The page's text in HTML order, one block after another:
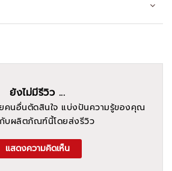
ยังไม่มีรีวิว ...
คนอื่นตัดสินใจ แบ่งปันความรู้ของคุณ
บผลิตภัณฑ์นี้โดยส่งรีวิว
แสดงความคิดเห็น